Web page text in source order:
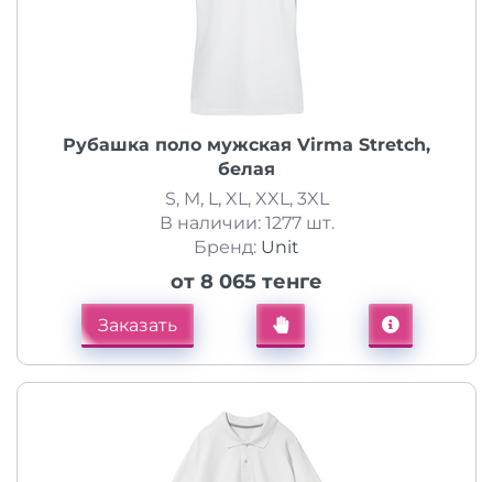
Рубашка поло мужская Virma Stretch,
белая
S, M, L, XL, XXL, 3XL
В наличии: 1277 шт.
Бренд: Unit
от 8 065 тенге
Заказать